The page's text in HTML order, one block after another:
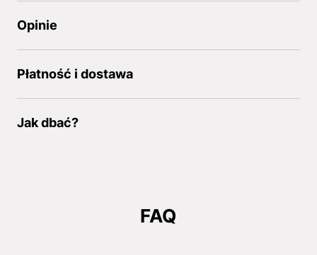
Opinie
Płatność i dostawa
Jak dbać?
FAQ